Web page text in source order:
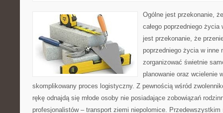
Ogólne jest przekonanie,
całego poprzedniego
jest przekonanie, że
poprzedniego życia w inne
zorganizować świetnie
planowanie oraz wcielenie
skomplikowany proces logistyczny. Z pewnością wśród
rękę odnajdą się młode osoby nie posiadające zobowiązań
profesjonalistów – transport ziemi niepolomice.